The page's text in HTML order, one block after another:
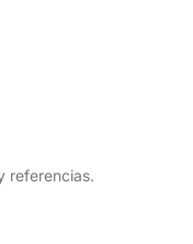
referencias.